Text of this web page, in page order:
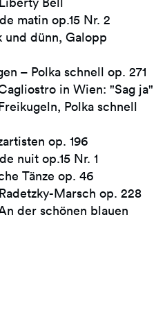
matin op.15 Nr. 2
und dünn, Galopp
– Polka schnell op. 271
in Wien: "Sag ja"
Polka schnell
op. 196
nuit op.15 Nr. 1
Tänze op. 46
Radetzky-Marsch op. 228
der schönen blauen